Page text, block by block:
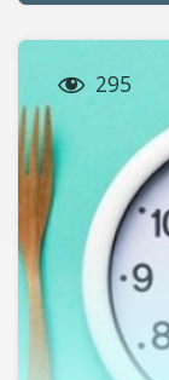
 295